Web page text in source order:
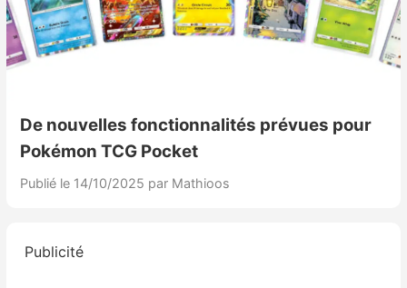
De nouvelles fonctionnalités prévues pour
Pokémon TCG Pocket
Publié le 14/10/2025 par Mathioos
Publicité